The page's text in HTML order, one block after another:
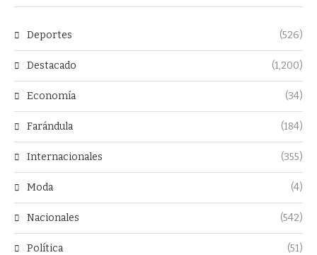
Deportes (526)
Destacado (1,200)
Economía (34)
Farándula (184)
Internacionales (355)
Moda (4)
Nacionales (542)
Política (51)